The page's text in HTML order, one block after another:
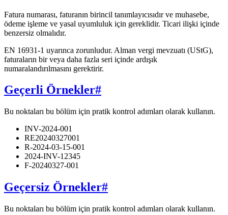
Fatura numarası, faturanın birincil tanımlayıcısıdır ve muhasebe,
ödeme işleme ve yasal uyumluluk için gereklidir. Ticari ilişki içinde
benzersiz olmalıdır.
EN 16931-1 uyarınca zorunludur. Alman vergi mevzuatı (UStG),
faturaların bir veya daha fazla seri içinde ardışık
numaralandırılmasını gerektirir.
Geçerli Örnekler#
Bu noktaları bu bölüm için pratik kontrol adımları olarak kullanın.
INV-2024-001
RE20240327001
R-2024-03-15-001
2024-INV-12345
F-20240327-001
Geçersiz Örnekler#
Bu noktaları bu bölüm için pratik kontrol adımları olarak kullanın.